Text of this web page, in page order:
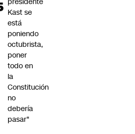
Kast se
está
poniendo
octubrista,
poner
todo en
la
Constitución
no
debería
pasar"